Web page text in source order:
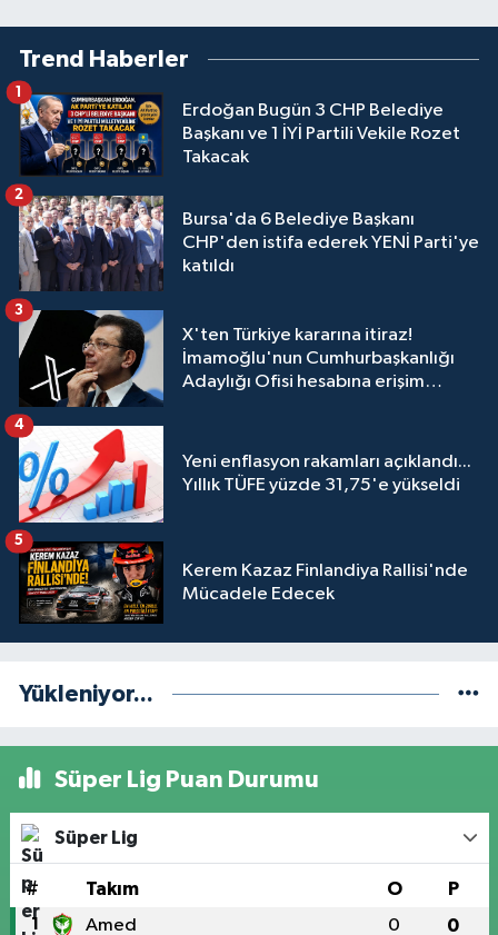
Trend Haberler
Erdoğan Bugün 3 CHP Belediye
Başkanı ve 1 İYİ Partili Vekile Rozet
Takacak
1
Bursa'da 6 Belediye Başkanı
CHP'den istifa ederek YENİ Parti'ye
katıldı
2
X'ten Türkiye kararına itiraz!
İmamoğlu'nun Cumhurbaşkanlığı
Adaylığı Ofisi hesabına erişim
3
Yeni enflasyon rakamları açıklandı...
Yıllık TÜFE yüzde 31,75'e yükseldi
4
Kerem Kazaz Finlandiya Rallisi'nde
Mücadele Edecek
5
Yükleniyor...
Süper Lig Puan Durumu
Süper Lig
# Takım O P
1 Amed 0 0